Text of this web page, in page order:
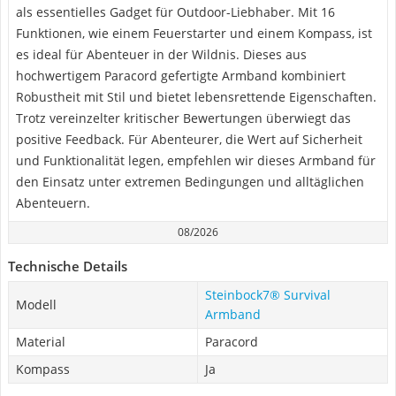
als essentielles Gadget für Outdoor-Liebhaber. Mit 16
Funktionen, wie einem Feuerstarter und einem Kompass, ist
es ideal für Abenteuer in der Wildnis. Dieses aus
hochwertigem Paracord gefertigte Armband kombiniert
Robustheit mit Stil und bietet lebensrettende Eigenschaften.
Trotz vereinzelter kritischer Bewertungen überwiegt das
positive Feedback. Für Abenteurer, die Wert auf Sicherheit
und Funktionalität legen, empfehlen wir dieses Armband für
den Einsatz unter extremen Bedingungen und alltäglichen
Abenteuern.
08/2026
Technische Details
Modell
Steinbock7® Survival
Armband
Material
Paracord
Kompass
Ja